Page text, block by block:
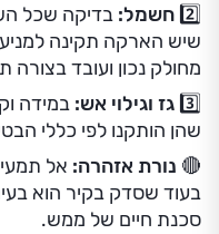
2️⃣ חשמל:
בדיקה שכל
שיש הארקה תקינה
מחולק נכון ועובד בצורה
3️⃣ גז וגילוי אש:
במידה
שהן הותקנו לפי כללי
🔴 נורת אזהרה: אל
בעוד שסדק בקיר הוא
סכנת חיים של ממש.